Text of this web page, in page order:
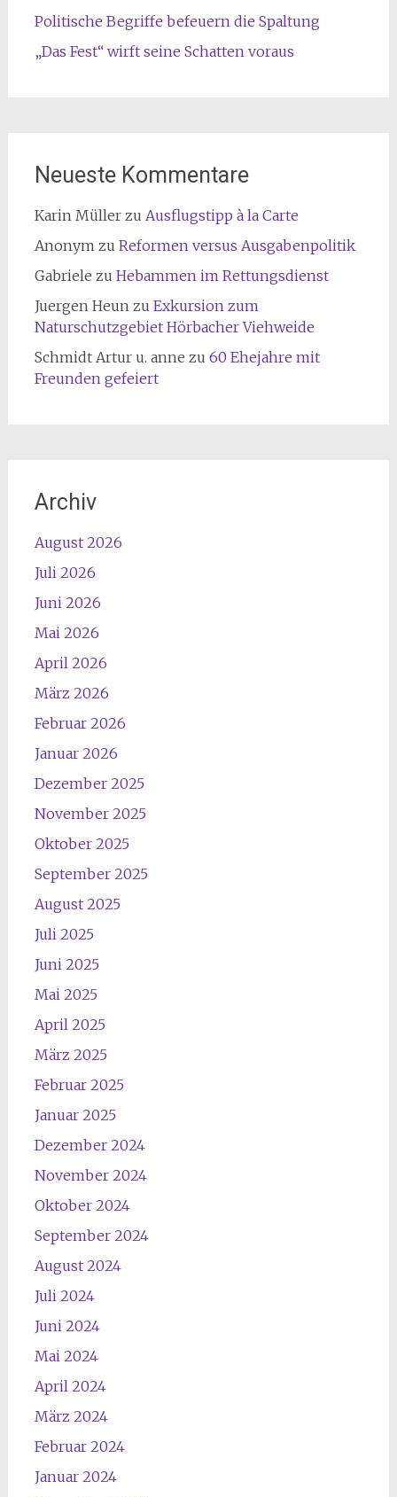
Politische Begriffe befeuern die Spaltung
„Das Fest“ wirft seine Schatten voraus
Neueste Kommentare
Karin Müllerzu Ausflugstipp à la Carte
Anonymzu Reformen versus Ausgabenpolitik
Gabriele zu Hebammen im Rettungsdienst
Juergen Heunzu Exkursion zum
Naturschutzgebiet Hörbacher Viehweide
Schmidt Artur u. anne zu 60 Ehejahre mit
Freunden gefeiert
Archiv
August 2026
Juli 2026
Juni 2026
Mai 2026
April 2026
März 2026
Februar 2026
Januar 2026
Dezember 2025
November 2025
Oktober 2025
September 2025
August 2025
Juli 2025
Juni 2025
Mai 2025
April 2025
März 2025
Februar 2025
Januar 2025
Dezember 2024
November 2024
Oktober 2024
September 2024
August 2024
Juli 2024
Juni 2024
Mai 2024
April 2024
März 2024
Februar 2024
Januar 2024